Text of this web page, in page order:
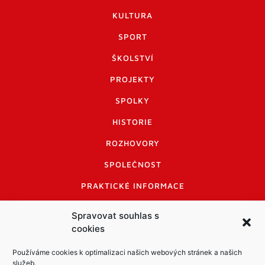
Spravovat souhlas s
cookies
Používáme cookies k optimalizaci našich webových stránek a našich
služeb.
KULTURA
SPORT
ŠKOLSTVÍ
PROJEKTY
SPOLKY
HISTORIE
ROZHOVORY
SPOLEČNOST
PRAKTICKÉ INFORMACE
INFORMACE A KODEX DISKUTUJÍCÍCH
LOGO A LOGO MANUÁL